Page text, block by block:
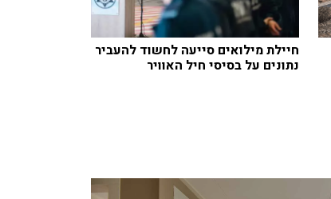
חיילת מילואים סייעה לחשוד להעביר
נתונים על בסיסי חיל האוויר